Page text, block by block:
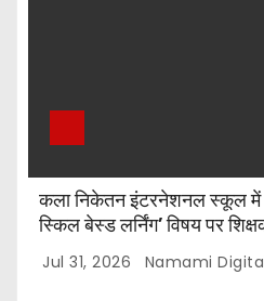
कला निकेतन इंटरनेशनल स्कूल में
स्किल बेस्ड लर्निंग’ विषय पर
टॉप-5 विजेताओं को किया गया
Jul 31, 2026 Namami